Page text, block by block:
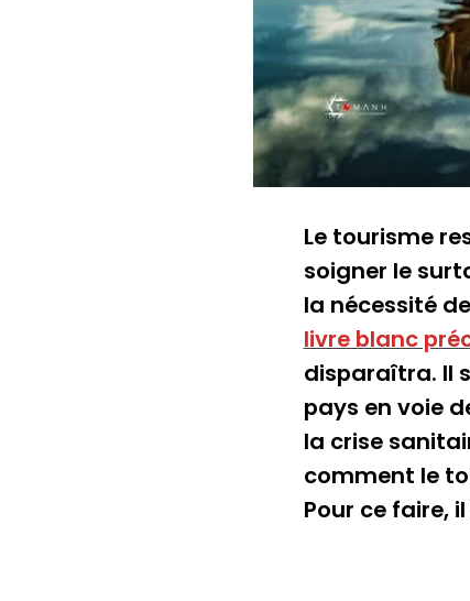
Le tourisme
soigner le
la nécessité
livre blanc
disparaîtra. Il
pays en voie
la crise
comment le
Pour ce faire,